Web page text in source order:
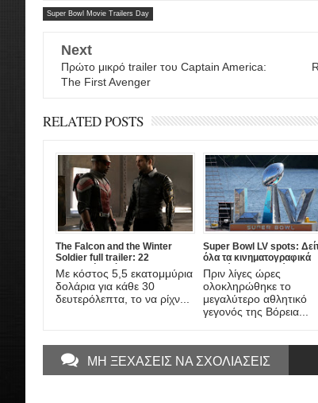
Super Bowl Movie Trailers Day
Next
Πρώτο μικρό trailer του Captain America:
The First Avenger
RELATED POSTS
The Falcon and the Winter
Soldier full trailer: 22
εκατομμύρια έδωσε η Disney
για να το παίξει στο Superbowl,
πώς να το αγνοήσεις!
Με κόστος 5,5 εκατομμύρια
δολάρια για κάθε 30
δευτερόλεπτα, το να ρίχν...
Super Bowl LV spots:
όλα τα κινηματογραφικά
σποτάκια του μεγάλου
Πριν λίγες ώρες
ολοκληρώθηκε το
μεγαλύτερο αθλητικό
γεγονός της Βόρεια...
ΜΗ ΞΕΧΑΣΕΙΣ ΝΑ ΣΧΟΛΙΑΣΕΙΣ